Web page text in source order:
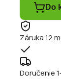
Do
Záruka 12
Doručenie